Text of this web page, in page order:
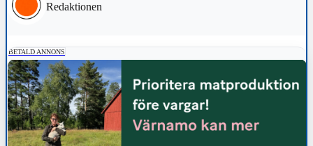
Redaktionen
BETALD ANNONS